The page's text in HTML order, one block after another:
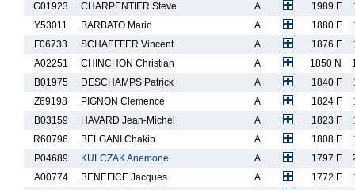
G01923
CHARPENTIER Steve A 1989 F
Y53011
BARBATO Mario A 1880 F
F06733
SCHAEFFER Vincent A 1876 F
A02251
CHINCHON Christian A 1850 N
B01975
DESCHAMPS Patrick A 1840 F
Z69198
PIGNON Clemence A 1824 F
B03159
HAVARD Jean-Michel A 1823 F
R60796
BELGANI Chakib A 1808 F
P04689
KULCZAK Anemone A 1797 F
A00774
BENEFICE Jacques A 1772 F